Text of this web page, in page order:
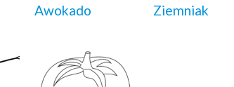
Awokado Ziemniak